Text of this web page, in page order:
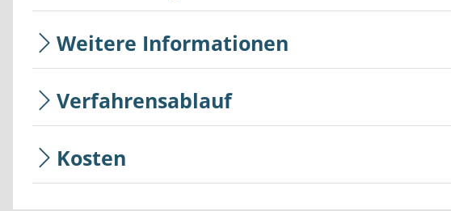
Weitere Informationen
Verfahrensablauf
Kosten